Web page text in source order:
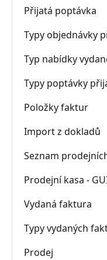
Přijatá poptávka
Typy objednávky
Typ nabídky
Typy poptávky
Položky faktur
Import z dokladů
Seznam
Prodejní kasa -
Vydaná faktura
Typy vydaných
Prodej